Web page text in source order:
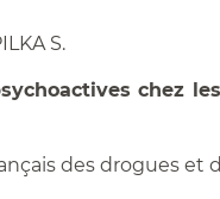
S.
chez
des drogues et